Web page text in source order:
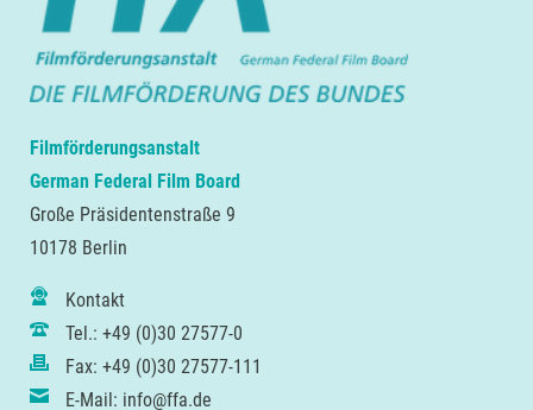
Filmförderungsanstalt
German Federal Film Board
Große Präsidentenstraße 9
10178 Berlin
Kontakt
Tel.: +49 (0)30 27577-0
Fax: +49 (0)30 27577-111
E-Mail: info@ffa.de